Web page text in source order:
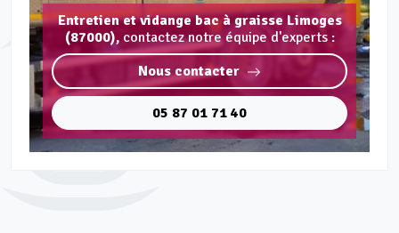
Entretien et vidange bac à graisse Limoges
(87000), contactez notre équipe d'experts :
Nous contacter
05 87 01 71 40